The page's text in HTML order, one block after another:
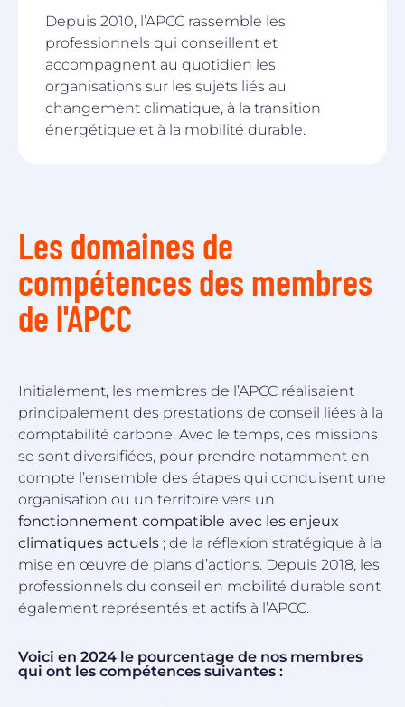
Depuis 2010, l’APCC rassemble les
professionnels qui conseillent et
accompagnent au quotidien les
organisations sur les sujets liés au
changement climatique, à la transition
énergétique et à la mobilité durable.
Les domaines de
compétences des membres
de l'APCC
Initialement, les membres de l’APCC réalisaient
principalement des prestations de conseil liées à la
comptabilité carbone. Avec le temps, ces missions
se sont diversifiées, pour prendre notamment en
compte l’ensemble des étapes qui conduisent une
organisation ou un territoire vers un
fonctionnement compatible avec les enjeux
climatiques actuels ; de la réflexion stratégique à la
mise en œuvre de plans d’actions. Depuis 2018, les
professionnels du conseil en mobilité durable sont
également représentés et actifs à l’APCC.
Voici en 2024 le pourcentage de nos membres
qui ont les compétences suivantes :